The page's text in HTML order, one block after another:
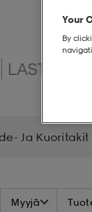
LASTEN
Ja Kuoritakit
Myyjä
Your
By